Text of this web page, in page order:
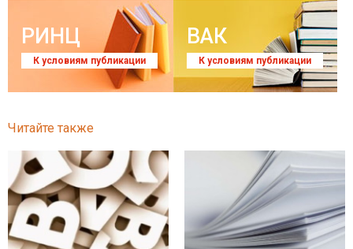
РИНЦ
К условиям публикации
ВАК
К условиям публикации
Читайте также